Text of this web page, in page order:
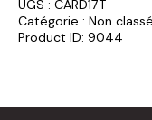
UGS : CARD17T
Catégorie : Non classé
Product ID: 9044